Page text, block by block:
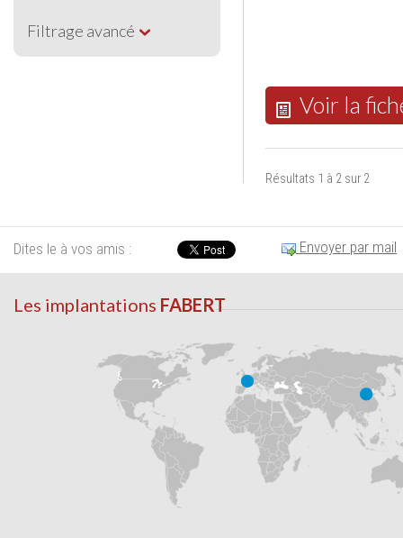
Filtrage avancé
Voir la
Résultats 1 à 2 sur 2
Dites le à vos amis : Envoyer par mail
Les implantations FABERT